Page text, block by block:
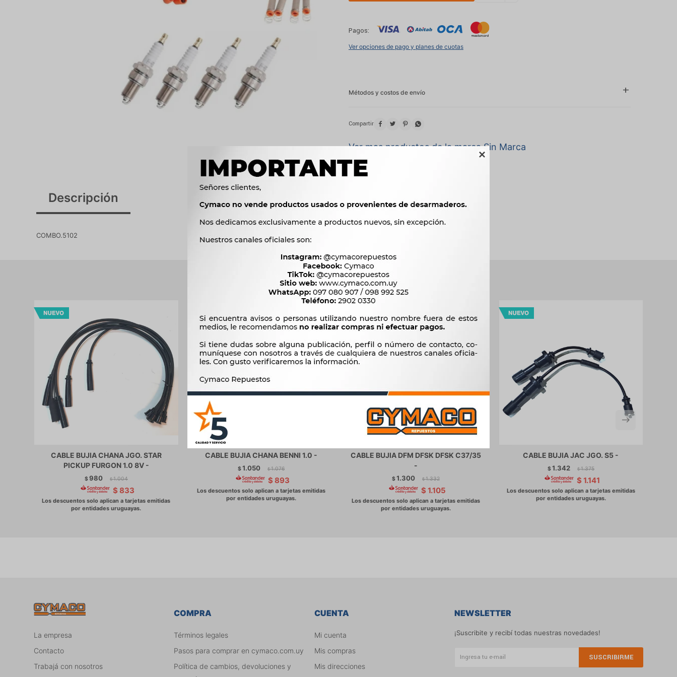

Pagos:
Ver opciones de pago y planes de cuotas
Métodos y costos de envío
   
Ver mas productos de la marca Sin Marca
Descripción
COMBO.5102
Productos que te pueden interesar
CABLE BUJIA CHANA JGO. STAR
PICKUP FURGON 1.0 8V -
$980 $ 1.004
$ 833
CABLE BUJIA CHANA BENNI 1.0 -
$1.050 $ 1.076
$ 893
CABLE BUJIA DFM DFSK DFSK C37/35
-
$1.300 $ 1.332
$ 1.105
CABLE BUJIA JAC JGO. S5 -
$1.342 $ 1.375
$ 1.141
La empresa
Contacto
Trabajá con nosotros
COMPRA
Términos legales
Pasos para comprar en cymaco.com.uy
Política de cambios, devoluciones y
CUENTA
Mi cuenta
Mis compras
Mis direcciones
NEWSLETTER
¡Suscribite y recibí todas nuestras novedades!
SUSCRIBIRME